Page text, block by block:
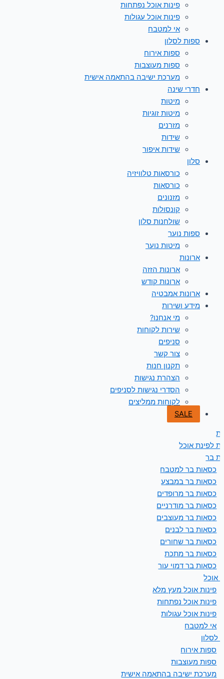
פינות אוכל נפתחות
פינות אוכל עגולות
אי למטבח
ספות לסלון
ספות אירוח
ספות מעוצבות
מערכת ישיבה בהתאמה אישית
חדרי שינה
מיטות
מיטות זוגיות
מזרנים
שידות
שידות איפור
סלון
כורסאות טלוויזיה
כורסאות
מזנונים
קונסולות
שולחנות סלון
ספות נוער
מיטות נוער
ארונות
ארונות הזזה
ארונות קודש
ארונות אמבטיה
מידע ושירות
מי אנחנו?
שירות לקוחות
סניפים
צור קשר
תקנון חנות
הצהרת נגישות
הסדרי נגישות לסניפים
לקוחות ממליצים
SALE
לפינת אוכל
בר
כסאות בר למטבח
כסאות בר במבצע
כסאות בר מרופדים
כסאות בר מודרניים
כסאות בר מעוצבים
כסאות בר לבנים
כסאות בר שחורים
כסאות בר מתכת
כסאות בר דמוי עור
אוכל
פינות אוכל מעץ מלא
פינות אוכל נפתחות
פינות אוכל עגולות
אי למטבח
לסלון
ספות אירוח
ספות מעוצבות
מערכת ישיבה בהתאמה אישית